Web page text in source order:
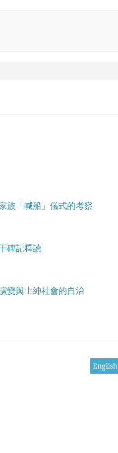
族「喊船」儀式的考察
碑記釋讀
變與士紳社會的自治
English